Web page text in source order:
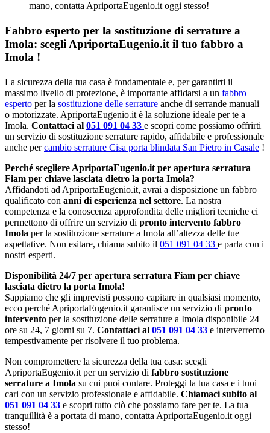
mano, contatta ApriportaEugenio.it oggi stesso!
Fabbro esperto per la sostituzione di serrature a
Imola: scegli ApriportaEugenio.it il tuo fabbro a
Imola !
La sicurezza della tua casa è fondamentale e, per garantirti il
massimo livello di protezione, è importante affidarsi a un fabbro
esperto per la sostituzione delle serrature anche di serrande manuali
o motorizzate. ApriportaEugenio.it è la soluzione ideale per te a
Imola. Contattaci al 051 091 04 33 e scopri come possiamo offrirti
un servizio di sostituzione serrature rapido, affidabile e professionale
anche percambio serrature Cisa porta blindata San Pietro in Casale !
Perché scegliere ApriportaEugenio.it per apertura serratura
Fiam per chiave lasciata dietro la porta Imola?
Affidandoti ad ApriportaEugenio.it, avrai a disposizione un fabbro
qualificato con anni di esperienza nel settore. La nostra
competenza e la conoscenza approfondita delle migliori tecniche ci
permettono di offrire un servizio di pronto intervento fabbro
Imola per la sostituzione serrature a Imola all’altezza delle tue
aspettative. Non esitare, chiama subito il 051 091 04 33 e parla con i
nostri esperti.
Disponibilità 24/7 per apertura serratura Fiam per chiave
lasciata dietro la porta Imola!
Sappiamo che gli imprevisti possono capitare in qualsiasi momento,
ecco perché ApriportaEugenio.it garantisce un servizio di pronto
intervento per la sostituzione delle serrature a Imola disponibile 24
ore su 24, 7 giorni su 7. Contattaci al 051 091 04 33 e interverremo
tempestivamente per risolvere il tuo problema.
Non compromettere la sicurezza della tua casa: scegli
ApriportaEugenio.it per un servizio di fabbro sostituzione
serrature a Imola su cui puoi contare. Proteggi la tua casa e i tuoi
cari con un servizio professionale e affidabile. Chiamaci subito al
051 091 04 33 e scopri tutto ciò che possiamo fare per te. La tua
tranquillità è a portata di mano, contatta ApriportaEugenio.it oggi
stesso!